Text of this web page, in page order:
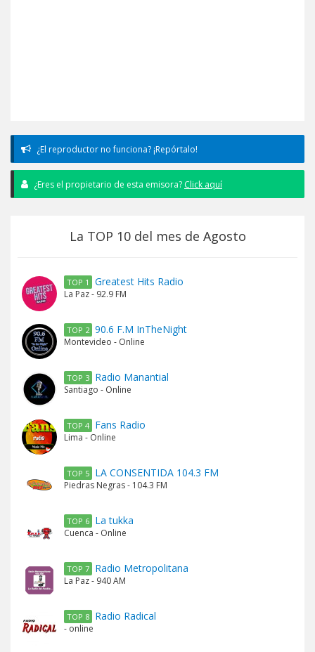
¿El reproductor no funciona? ¡Repórtalo!
¿Eres el propietario de esta emisora? Click aquí
La TOP 10 del mes de Agosto
TOP 1 Greatest Hits Radio
La Paz - 92.9 FM
TOP 2 90.6 F.M InTheNight
Montevideo - Online
TOP 3 Radio Manantial
Santiago - Online
TOP 4 Fans Radio
Lima - Online
TOP 5 LA CONSENTIDA 104.3 FM
Piedras Negras - 104.3 FM
TOP 6 La tukka
Cuenca - Online
TOP 7 Radio Metropolitana
La Paz - 940 AM
TOP 8 Radio Radical
- online